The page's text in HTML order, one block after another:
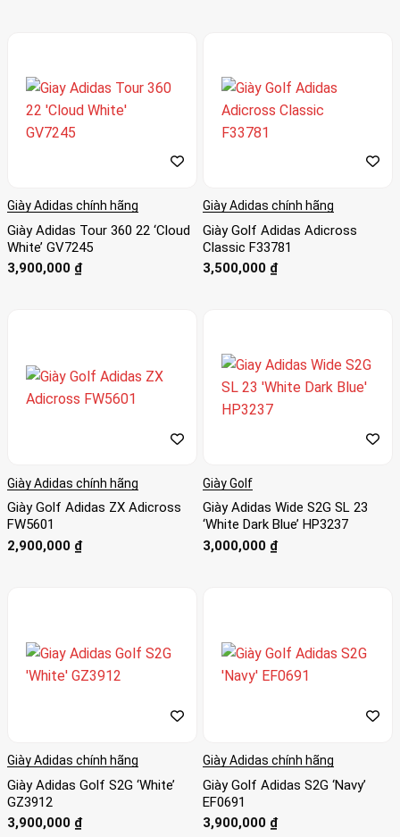
Giày Adidas chính hãng
Giày Adidas Tour 360 22 ‘Cloud
White’ GV7245
3,900,000 ₫
Giày Adidas chính hãng
Giày Golf Adidas Adicross
Classic F33781
3,500,000 ₫
Giày Adidas chính hãng
Giày Golf Adidas ZX Adicross
FW5601
2,900,000 ₫
Giày Golf
Giày Adidas Wide S2G SL 23
‘White Dark Blue’ HP3237
3,000,000 ₫
Giày Adidas chính hãng
Giày Adidas Golf S2G ‘White’
GZ3912
3,900,000 ₫
Giày Adidas chính hãng
Giày Golf Adidas S2G ‘Navy’
EF0691
3,900,000 ₫